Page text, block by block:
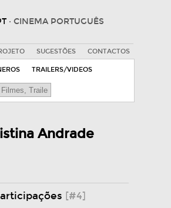
· CINEMA PORTUGUÊS
SUGESTÕES CONTACTOS
TRAILERS/VIDEOS
Andrade
[#4]